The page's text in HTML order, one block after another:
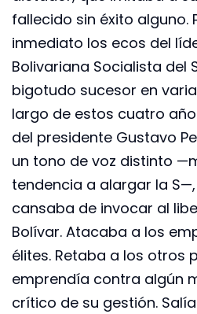
fallecido sin éxito alguno.
inmediato los ecos del
Bolivariana Socialista del
bigotudo sucesor en
largo de estos cuatro
del presidente Gustavo
un tono de voz distinto
tendencia a alargar la
cansaba de invocar al
Bolívar. Atacaba a los
élites. Retaba a los otros
emprendía contra algún
crítico de su gestión.